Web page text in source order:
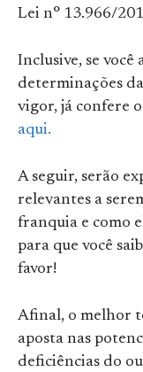
Lei n° 13.966/
Inclusive, se você
determinações
vigor, já confere
aqui.
A seguir, serão
relevantes a
franquia e como
para que você
favor!
Afinal, o melhor
aposta nas
deficiências do